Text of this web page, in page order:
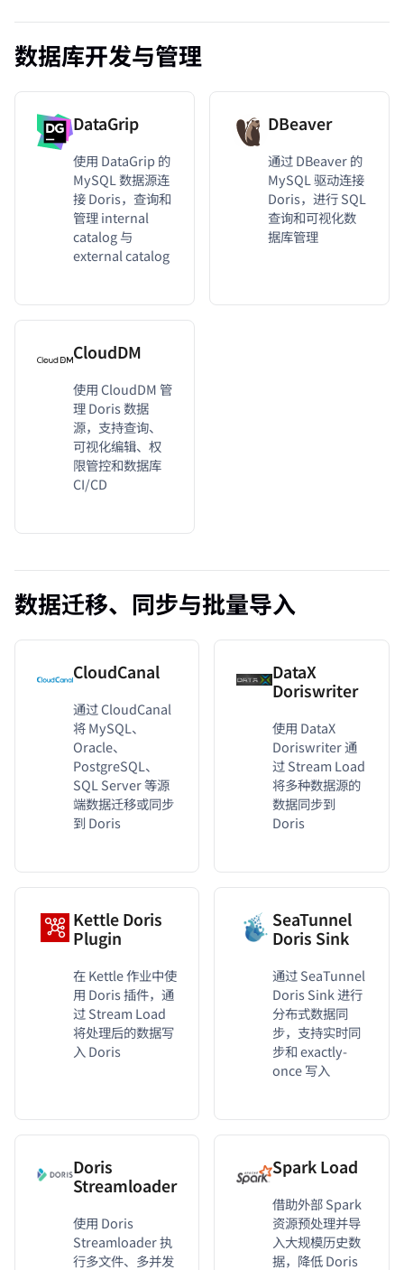
数据库开发与管理
DataGrip
使用 DataGrip 的
MySQL 数据源连
接 Doris，查询和
管理 internal
catalog 与
external catalog
DBeaver
通过 DBeaver 的
MySQL 驱动连接
Doris，进行 SQL
查询和可视化数
据库管理
CloudDM
使用 CloudDM 管
理 Doris 数据
源，支持查询、
可视化编辑、权
限管控和数据库
CI/CD
数据迁移、同步与批量导入
CloudCanal
通过 CloudCanal
将 MySQL、
Oracle、
PostgreSQL、
SQL Server 等源
端数据迁移或同步
到 Doris
DataX
Doriswriter
使用 DataX
Doriswriter 通
过 Stream Load
将多种数据源的
数据同步到
Doris
Kettle Doris
Plugin
在 Kettle 作业中使
用 Doris 插件，通
过 Stream Load
将处理后的数据写
入 Doris
SeaTunnel
Doris Sink
通过 SeaTunnel
Doris Sink 进行
分布式数据同
步，支持实时同
步和 exactly-
once 写入
Doris
Streamloader
使用 Doris
Streamloader 执
行多文件、多并发
Spark Load
借助外部 Spark
资源预处理并导
入大规模历史数
据，降低 Doris